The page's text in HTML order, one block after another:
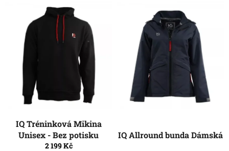
IQ Tréninková Mikina
Unisex - Bez potisku
2 199 Kč
IQ Allround bunda Dámská